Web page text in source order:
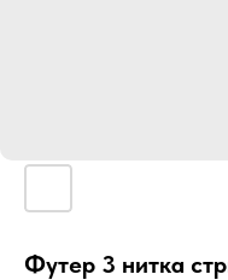
Футер 3 нитка